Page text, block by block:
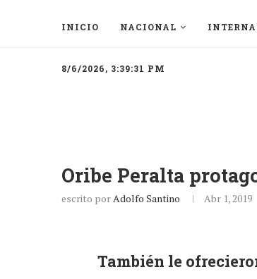
INICIO NACIONAL
8/6/2026, 3:39:31 PM
Oribe Peralta
escrito porAdolfo Santino Abr 1, 2019
También le